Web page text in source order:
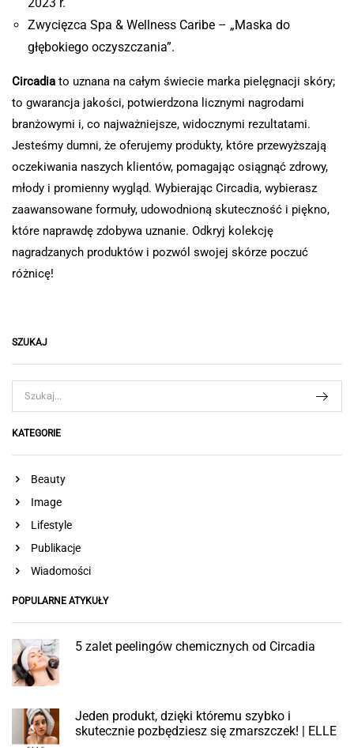
Zwycięzca Spa & Wellness Caribe – „Maska do
głębokiego oczyszczania”.
Circadia to uznana na całym świecie marka pielęgnacji skóry;
to gwarancja jakości, potwierdzona licznymi nagrodami
branżowymi i, co najważniejsze, widocznymi rezultatami.
Jesteśmy dumni, że oferujemy produkty, które przewyższają
oczekiwania naszych klientów, pomagając osiągnąć zdrowy,
młody i promienny wygląd. Wybierając Circadia, wybierasz
zaawansowane formuły, udowodnioną skuteczność i piękno,
które naprawdę zdobywa uznanie. Odkryj kolekcję
nagradzanych produktów i pozwól swojej skórze poczuć
różnicę!
SZUKAJ
KATEGORIE
Beauty
Image
Lifestyle
Publikacje
Wiadomości
POPULARNE ATYKUŁY
5 zalet peelingów chemicznych od Circadia
Jeden produkt, dzięki któremu szybko i
skutecznie pozbędziesz się zmarszczek! | ELLE